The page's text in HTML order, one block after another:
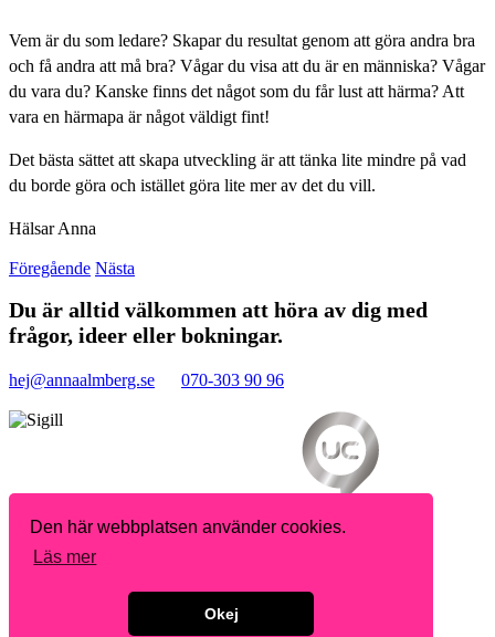
Den här webbplatsen använder cookies.
Läs mer
Okej
Vem är du som ledare? Skapar du resultat genom att göra andra bra
och få andra att må bra? Vågar du visa att du är en människa? Vågar
du vara du? Kanske finns det något som du får lust att härma? Att
vara en härmapa är något väldigt fint!
Det bästa sättet att skapa utveckling är att tänka lite mindre på vad
du borde göra och istället göra lite mer av det du vill.
Hälsar Anna
Föregående Nästa
Du är alltid välkommen att höra av dig med
frågor, ideer eller bokningar.
hej@annaalmberg.se 070-303 90 96